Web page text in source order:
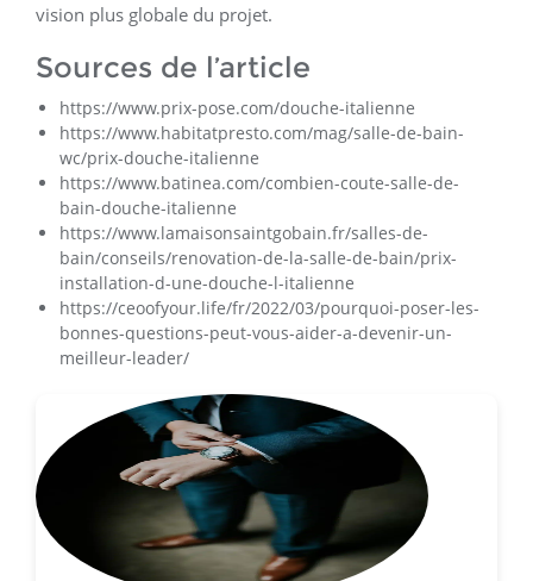
vision plus globale du projet.
Sources de l’article
https://www.prix-pose.com/douche-italienne
https://www.habitatpresto.com/mag/salle-de-bain-
wc/prix-douche-italienne
https://www.batinea.com/combien-coute-salle-de-
bain-douche-italienne
https://www.lamaisonsaintgobain.fr/salles-de-
bain/conseils/renovation-de-la-salle-de-bain/prix-
installation-d-une-douche-l-italienne
https://ceoofyour.life/fr/2022/03/pourquoi-poser-les-
bonnes-questions-peut-vous-aider-a-devenir-un-
meilleur-leader/